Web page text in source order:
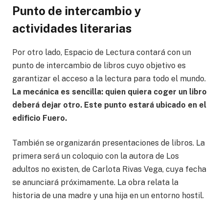
Punto de intercambio y
actividades literarias
Por otro lado, Espacio de Lectura contará con un
punto de intercambio de libros cuyo objetivo es
garantizar el acceso a la lectura para todo el mundo.
La mecánica es sencilla: quien quiera coger un libro
deberá dejar otro. Este punto estará ubicado en el
edificio Fuero.
También se organizarán presentaciones de libros. La
primera será un coloquio con la autora de Los
adultos no existen, de Carlota Rivas Vega, cuya fecha
se anunciará próximamente. La obra relata la
historia de una madre y una hija en un entorno hostil.